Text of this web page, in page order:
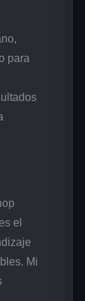
para
el
Mi